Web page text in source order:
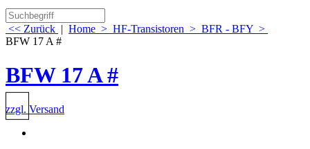
<< Zurück | Home > HF-Transistoren > BFR - BFY >
BFW 17 A #
BFW 17 A #
zzgl. Versand